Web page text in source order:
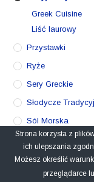
Greek Cuisine
Liść laurowy
Przystawki
Ryże
Sery Greckie
Słodycze
Sól Morska
Suszone Owoce
Syrop
Zestawy
Strona korzysta z
ich ulepszania
Możesz określić
przeglądarce